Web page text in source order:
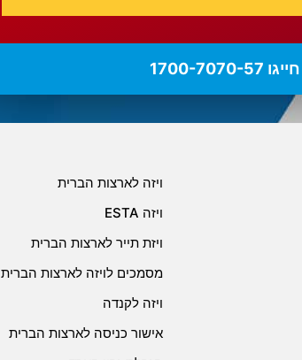
1700-7070-57
ויזה לארצות הברית
ויזה ESTA
ויזת תייר לארצות הברית
מסמכים לויזה לארצות הברית
ויזה לקנדה
אישור כניסה לארצות הברית